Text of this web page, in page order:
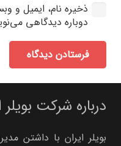
ذخیره نام، ایمیل و
دوباره دیدگاهی
فرستادن دیدگاه
درباره شرکت بویلر
بویلر ایران با داشتن